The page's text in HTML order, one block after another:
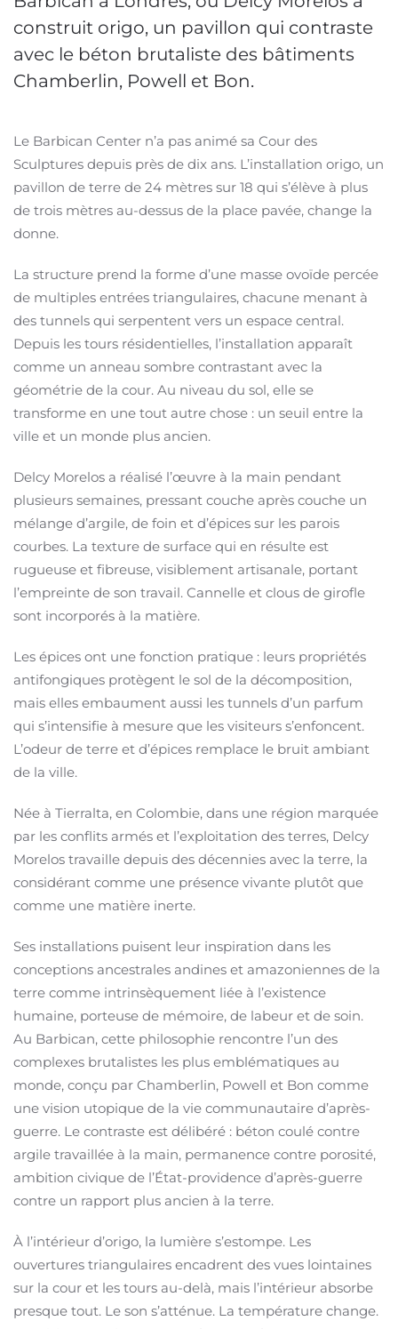
construit origo, un pavillon qui contraste
avec le béton brutaliste des bâtiments
Chamberlin, Powell et Bon.
Le Barbican Center n’a pas animé sa Cour des
Sculptures depuis près de dix ans. L’installation origo, un
pavillon de terre de 24 mètres sur 18 qui s’élève à plus
de trois mètres au-dessus de la place pavée, change la
donne.
La structure prend la forme d’une masse ovoïde percée
de multiples entrées triangulaires, chacune menant à
des tunnels qui serpentent vers un espace central.
Depuis les tours résidentielles, l’installation apparaît
comme un anneau sombre contrastant avec la
géométrie de la cour. Au niveau du sol, elle se
transforme en une tout autre chose : un seuil entre la
ville et un monde plus ancien.
Delcy Morelos a réalisé l’œuvre à la main pendant
plusieurs semaines, pressant couche après couche un
mélange d’argile, de foin et d’épices sur les parois
courbes. La texture de surface qui en résulte est
rugueuse et fibreuse, visiblement artisanale, portant
l’empreinte de son travail. Cannelle et clous de girofle
sont incorporés à la matière.
Les épices ont une fonction pratique : leurs propriétés
antifongiques protègent le sol de la décomposition,
mais elles embaument aussi les tunnels d’un parfum
qui s’intensifie à mesure que les visiteurs s’enfoncent.
L’odeur de terre et d’épices remplace le bruit ambiant
de la ville.
Née à Tierralta, en Colombie, dans une région marquée
par les conflits armés et l’exploitation des terres, Delcy
Morelos travaille depuis des décennies avec la terre, la
considérant comme une présence vivante plutôt que
comme une matière inerte.
Ses installations puisent leur inspiration dans les
conceptions ancestrales andines et amazoniennes de la
terre comme intrinsèquement liée à l’existence
humaine, porteuse de mémoire, de labeur et de soin.
Au Barbican, cette philosophie rencontre l’un des
complexes brutalistes les plus emblématiques au
monde, conçu par Chamberlin, Powell et Bon comme
une vision utopique de la vie communautaire d’après-
guerre. Le contraste est délibéré : béton coulé contre
argile travaillée à la main, permanence contre porosité,
ambition civique de l’État-providence d’après-guerre
contre un rapport plus ancien à la terre.
À l’intérieur d’origo, la lumière s’estompe. Les
ouvertures triangulaires encadrent des vues lointaines
sur la cour et les tours au-delà, mais l’intérieur absorbe
presque tout. Le son s’atténue. La température change.